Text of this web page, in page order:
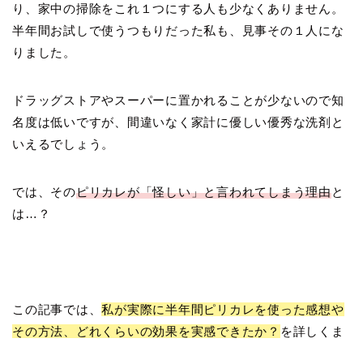
り、家中の掃除をこれ１つにする人も少なくありません。
半年間お試しで使うつもりだった私も、見事その１人にな
りました。
ドラッグストアやスーパーに置かれることが少ないので知
名度は低いですが、間違いなく家計に優しい優秀な洗剤と
いえるでしょう。
では、そのピリカレが「怪しい」と言われてしまう理由と
は…？
この記事では、私が実際に半年間ピリカレを使った感想や
その方法、どれくらいの効果を実感できたか？ を詳しくま